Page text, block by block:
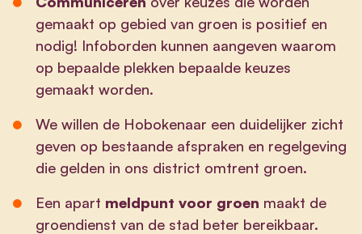
gemaakt op gebied van groen is positief en
nodig! Infoborden kunnen aangeven waarom
op bepaalde plekken bepaalde keuzes
gemaakt worden.
We willen de Hobokenaar een duidelijker zicht
geven op bestaande afspraken en regelgeving
die gelden in ons district omtrent groen.
Een apart meldpunt voor groen maakt de
groendienst van de stad beter bereikbaar.